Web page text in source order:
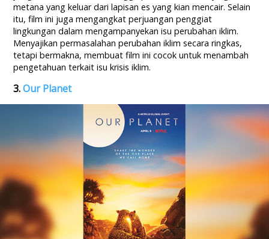
metana yang keluar dari lapisan es yang kian mencair. Selain
itu, film ini juga mengangkat perjuangan penggiat
lingkungan dalam mengampanyekan isu perubahan iklim.
Menyajikan permasalahan perubahan iklim secara ringkas,
tetapi bermakna, membuat film ini cocok untuk menambah
pengetahuan terkait isu krisis iklim.
3.Our Planet